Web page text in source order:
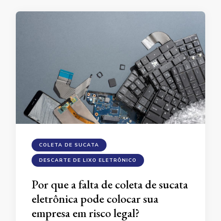
COLETA DE SUCATA
DESCARTE DE LIXO ELETRÔNICO
Por que a falta de coleta de sucata
eletrônica pode colocar sua
empresa em risco legal?